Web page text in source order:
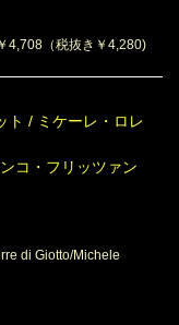
4,708（税抜き￥4,280)
ト / ミケーレ・ロレ
コ・フリッツァン
di Giotto/Michele